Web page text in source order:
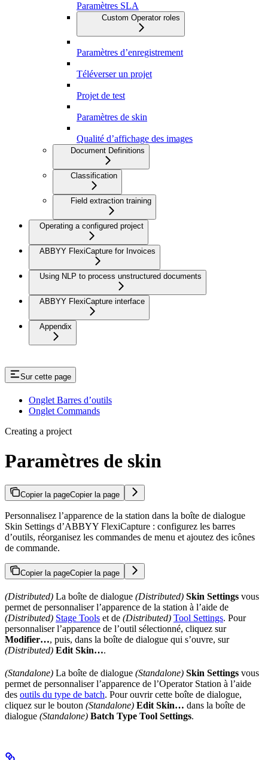
Paramètres SLA
Custom Operator roles
Paramètres d’enregistrement
Téléverser un projet
Projet de test
Paramètres de skin
Qualité d’affichage des images
Document Definitions
Classification
Field extraction training
Operating a configured project
ABBYY FlexiCapture for Invoices
Using NLP to process unstructured documents
ABBYY FlexiCapture interface
Appendix
Sur cette page
Onglet Barres d’outils
Onglet Commands
Creating a project
Paramètres de skin
Copier la pageCopier la page
Personnalisez l’apparence de la station dans la boîte de dialogue
Skin Settings d’ABBYY FlexiCapture : configurez les barres
d’outils, réorganisez les commandes de menu et ajoutez des icônes
de commande.
Copier la pageCopier la page
(Distributed) La boîte de dialogue (Distributed) Skin Settings vous
permet de personnaliser l’apparence de la station à l’aide de
(Distributed) Stage Tools et de (Distributed) Tool Settings. Pour
personnaliser l’apparence de l’outil sélectionné, cliquez sur
Modifier…, puis, dans la boîte de dialogue qui s’ouvre, sur
(Distributed) Edit Skin….
(Standalone) La boîte de dialogue (Standalone) Skin Settings vous
permet de personnaliser l’apparence de l’Operator Station à l’aide
des outils du type de batch. Pour ouvrir cette boîte de dialogue,
cliquez sur le bouton (Standalone) Edit Skin… dans la boîte de
dialogue (Standalone) Batch Type Tool Settings.